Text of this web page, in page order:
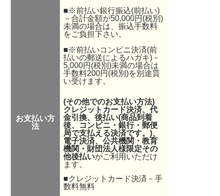
お支払い方
法
■※前払い銀行振込(前払い)
－合計金額が50,000円(税別)
未満の場合は、振込手数料
をご負担下さい。
■※前払いコンビニ決済(前
払いの郵送によるハガキ)－
5,000円(税別)未満の場合は
手数料200円(税別)を別途貰
い受けます。
(その他でのお支払い方法)
クレジットカード決済、代
金引換、後払い(商品到着
後、コンビニ・銀行・郵便
局で支払える決済です。 )、
電子決済、公共機関・教育
機関・財団法人様限定その
他後払いがご利用いただけ
ます。
■クレジットカード決済－手
数料無料